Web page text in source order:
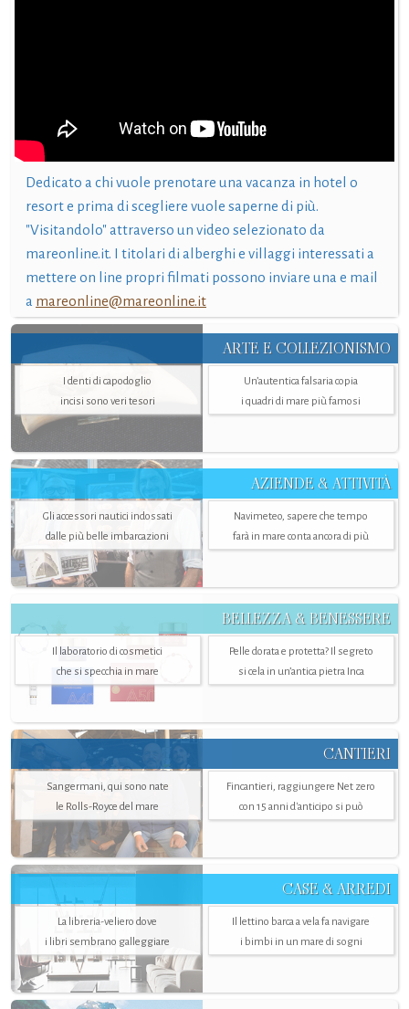
Dedicato a chi vuole prenotare una vacanza in hotel o
resort e prima di scegliere vuole saperne di più.
"Visitandolo" attraverso un video selezionato da
mareonline.it. I titolari di alberghi e villaggi interessati a
mettere on line propri filmati possono inviare una e mail
a mareonline@mareonline.it
ARTE E COLLEZIONISMO
I denti di capodoglio
incisi sono veri tesori
Un’autentica falsaria copia
i quadri di mare più famosi
AZIENDE & ATTIVITÀ
Gli accessori nautici indossati
dalle più belle imbarcazioni
Navimeteo, sapere che tempo
farà in mare conta ancora di più
BELLEZZA & BENESSERE
Il laboratorio di cosmetici
che si specchia in mare
Pelle dorata e protetta? Il segreto
si cela in un’antica pietra Inca
CANTIERI
Sangermani, qui sono nate
le Rolls-Royce del mare
Fincantieri, raggiungere Net zero
con 15 anni d'anticipo si può
CASE & ARREDI
La libreria-veliero dove
i libri sembrano galleggiare
Il lettino barca a vela fa navigare
i bimbi in un mare di sogni